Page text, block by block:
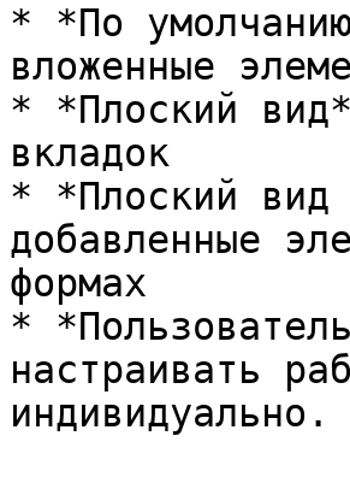
* *По
вложенные
* *Плоский
вкладок
* *Плоский вид
добавленные
формах
*
настраивать
индивидуально.